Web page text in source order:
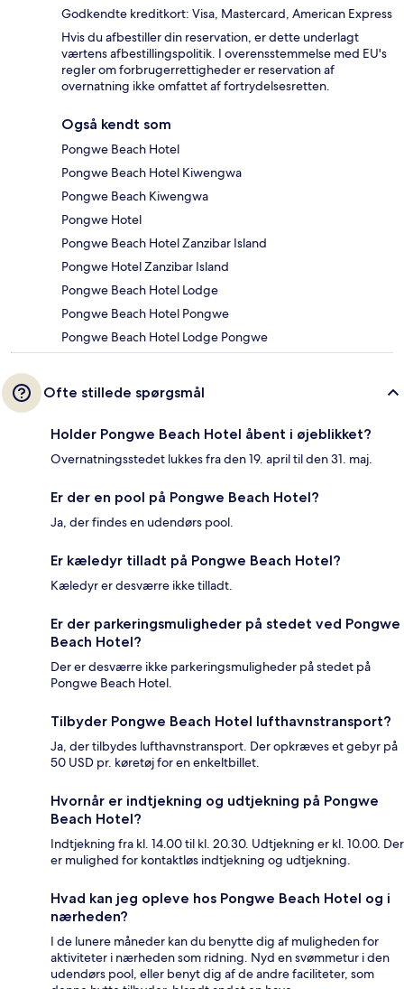
Godkendte kreditkort: Visa, Mastercard, American Express
Hvis du afbestiller din reservation, er dette underlagt
værtens afbestillingspolitik. I overensstemmelse med EU's
regler om forbrugerrettigheder er reservation af
overnatning ikke omfattet af fortrydelsesretten.
Også kendt som
Pongwe Beach Hotel
Pongwe Beach Hotel Kiwengwa
Pongwe Beach Kiwengwa
Pongwe Hotel
Pongwe Beach Hotel Zanzibar Island
Pongwe Hotel Zanzibar Island
Pongwe Beach Hotel Lodge
Pongwe Beach Hotel Pongwe
Pongwe Beach Hotel Lodge Pongwe
Ofte stillede spørgsmål
Holder Pongwe Beach Hotel åbent i øjeblikket?
Overnatningsstedet lukkes fra den 19. april til den 31. maj.
Er der en pool på Pongwe Beach Hotel?
Ja, der findes en udendørs pool.
Er kæledyr tilladt på Pongwe Beach Hotel?
Kæledyr er desværre ikke tilladt.
Er der parkeringsmuligheder på stedet ved Pongwe
Beach Hotel?
Der er desværre ikke parkeringsmuligheder på stedet på
Pongwe Beach Hotel.
Tilbyder Pongwe Beach Hotel lufthavnstransport?
Ja, der tilbydes lufthavnstransport. Der opkræves et gebyr på
50 USD pr. køretøj for en enkeltbillet.
Hvornår er indtjekning og udtjekning på Pongwe
Beach Hotel?
Indtjekning fra kl. 14.00 til kl. 20.30. Udtjekning er kl. 10.00. Der
er mulighed for kontaktløs indtjekning og udtjekning.
Hvad kan jeg opleve hos Pongwe Beach Hotel og i
nærheden?
I de lunere måneder kan du benytte dig af muligheden for
aktiviteter i nærheden som ridning. Nyd en svømmetur i den
udendørs pool, eller benyt dig af de andre faciliteter, som